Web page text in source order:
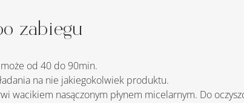
zabiegu
może od 40 do 90min.
na nie jakiegokolwiek produktu.
wacikiem nasączonym płynem micelarnym. Do